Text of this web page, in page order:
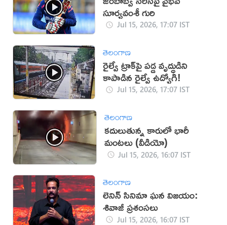
సూర్యవంశీ గురి
Jul 15, 2026, 17:07 IST
తెలంగాణ
రైల్వే ట్రాక్‌పై పడ్డ వృద్ధుడిని
కాపాడిన రైల్వే ఉద్యోగి!
Jul 15, 2026, 17:07 IST
తెలంగాణ
కదులుతున్న కారులో భారీ
మంటలు (వీడియో)
Jul 15, 2026, 16:07 IST
తెలంగాణ
లెనిన్ సినిమా ఘన విజయం:
శివాజీ ప్రశంసలు
Jul 15, 2026, 16:07 IST